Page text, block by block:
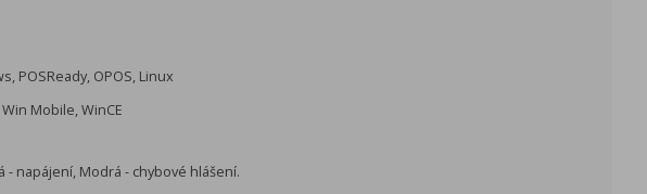
POSReady, OPOS, Linux
Mobile, WinCE
- napájení, Modrá - chybové hlášení.